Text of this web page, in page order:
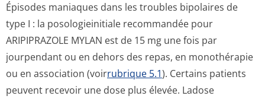
Épisodes maniaques dans les troubles bipolaires de
type I : la posologieinitiale recommandée pour
ARIPIPRAZOLE MYLAN est de 15 mg une fois par
jourpendant ou en dehors des repas, en monothérapie
ou en association (voirrubrique 5.1). Certains patients
peuvent recevoir une dose plus élevée. Ladose